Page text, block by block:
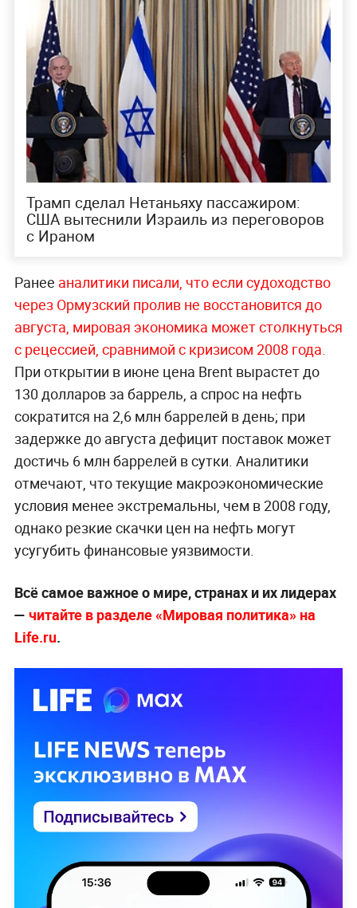
Трамп сделал Нетаньяху пассажиром:
США вытеснили Израиль из переговоров
с Ираном
Ранее аналитики писали, что если судоходство
через Ормузский пролив не восстановится до
августа, мировая экономика может столкнуться
с рецессией, сравнимой с кризисом 2008 года.
При открытии в июне цена Brent вырастет до
130 долларов за баррель, а спрос на нефть
сократится на 2,6 млн баррелей в день; при
задержке до августа дефицит поставок может
достичь 6 млн баррелей в сутки. Аналитики
отмечают, что текущие макроэкономические
условия менее экстремальны, чем в 2008 году,
однако резкие скачки цен на нефть могут
усугубить финансовые уязвимости.
Всё самое важное о мире, странах и их лидерах
— читайте в разделе «Мировая политика» на
Life.ru.